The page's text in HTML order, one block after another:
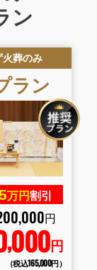
ン
火葬のみ
ラン
万円割引
,000円
,000円
（税込165,000円）